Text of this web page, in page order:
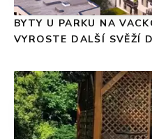
BYTY U PARKU NA
VYROSTE DALŠÍ SVĚŽÍ